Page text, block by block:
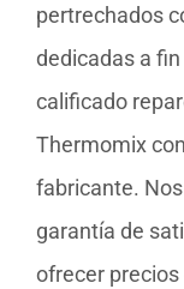
pertrechados
dedicadas a
calificado
Thermomix
fabricante.
garantía de
ofrecer